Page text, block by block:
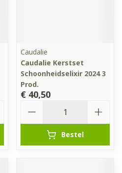
Caudalie
Caudalie Kerstset
Schoonheidselixir 2024 3
Prod.
€ 40,50
Bestel